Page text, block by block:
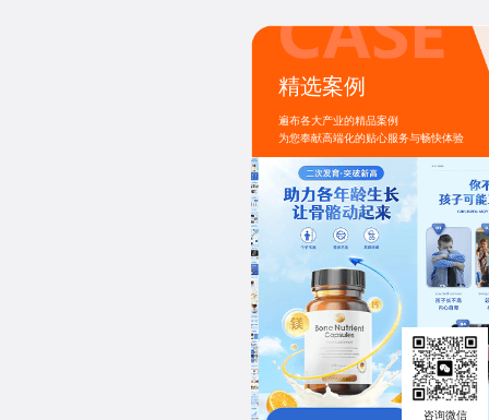
精选案例
遍布各大产业的精品案例
为您奉献高端化的贴心服务与畅快体验